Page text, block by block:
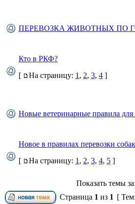
ПЕРЕВОЗКА ЖИВОТНЫХ ПО
Кто в РКФ?
[
На страницу: 1 , 2, 3, 4 ]
Новые ветеринарные правила
Новое в правилах перевозки
[
На страницу: 1 , 2, 3, 4, 5 ]
Показать темы за:
Страница 1 из 1 [